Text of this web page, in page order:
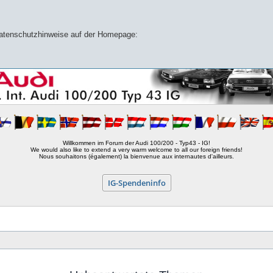
auf der Homepage:
Willkommen im Forum der Audi 100/200 - Typ43 - IG!
We would also like to extend a very warm welcome to all our foreign friends!
Nous souhaitons (également) la bienvenue aux internautes d'ailleurs.
IG-Spendeninfo